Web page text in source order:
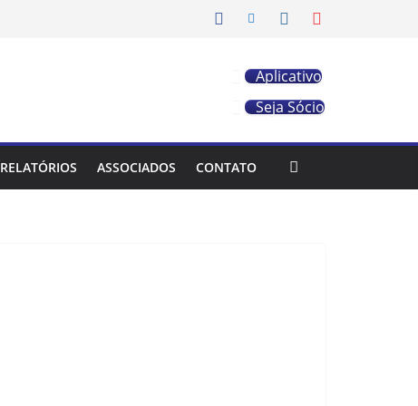
Aplicativo
Seja Sócio
RELATÓRIOS ASSOCIADOS CONTATO